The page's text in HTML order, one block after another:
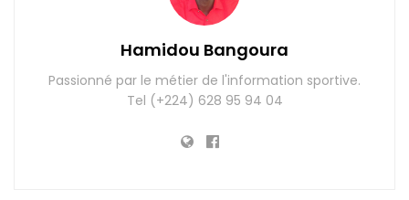
Hamidou Bangoura
Passionné par le métier de l'information sportive.
Tel (+224) 628 95 94 04